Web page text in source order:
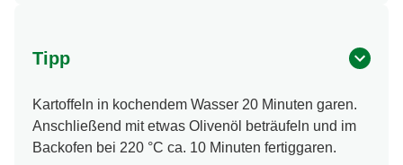
Tipp
Kartoffeln in kochendem Wasser 20 Minuten garen.
Anschließend mit etwas Olivenöl beträufeln und im
Backofen bei 220 °C ca. 10 Minuten fertiggaren.